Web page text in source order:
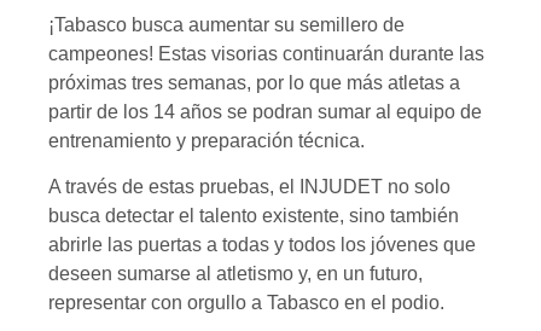
¡Tabasco busca aumentar su semillero de
campeones! Estas visorias continuarán durante las
próximas tres semanas, por lo que más atletas a
partir de los 14 años se podran sumar al equipo de
entrenamiento y preparación técnica.
A través de estas pruebas, el INJUDET no solo
busca detectar el talento existente, sino también
abrirle las puertas a todas y todos los jóvenes que
deseen sumarse al atletismo y, en un futuro,
representar con orgullo a Tabasco en el podio.